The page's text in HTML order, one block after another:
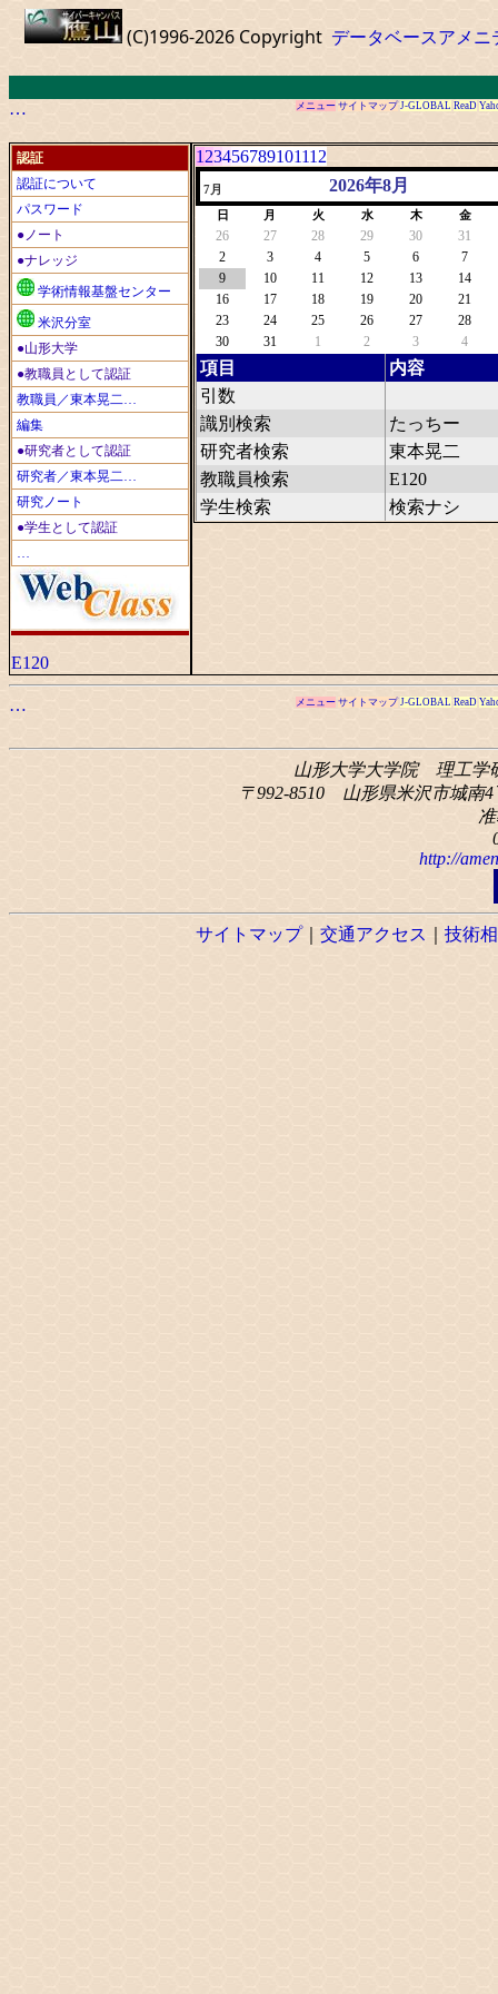
(C)1996-2026 Copyright データベースアメニ
… メニュー サイトマップ J-GLOBAL ReaD
認証
認証について
パスワード
●ノート
●ナレッジ
学術情報基盤センター
米沢分室
●山形大学
●教職員として認証
教職員／東本晃二…
編集
●研究者として認証
研究者／東本晃二…
研究ノート
●学生として認証
…
E120
1 23456789101112
7月 2026年8月
日 月 火 水 木 金
26 27 28 29 30
31
2
3 4 5 6
7
9
10 11 12 13
14
16
17 18 19 20
21
23
24 25 26 27
28
30
31 1 2 3 4
項目
内容
引数
識別検索
たっちー
研究者検索
東本晃二
教職員検索
E120
学生検索
検索ナシ
… メニュー サイトマップ J-GLOBAL ReaD
山形大学大学院 理工学
〒992-8510 山形県米沢市城南4
http://
サイトマップ｜ 交通アクセス 技術